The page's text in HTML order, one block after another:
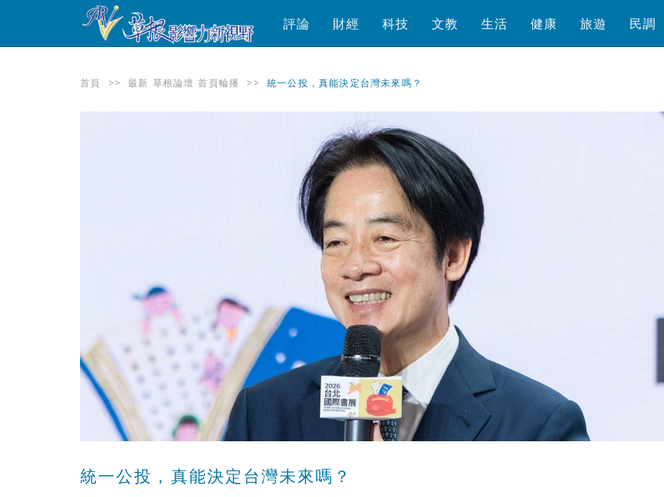
評論 財經 科技 文教 生活 健康 旅遊 民調
首頁 >> 最新 草根論壇 首頁輪播 >> 統一公投，真能決定台灣未來嗎？
統一公投，真能決定台灣未來嗎？